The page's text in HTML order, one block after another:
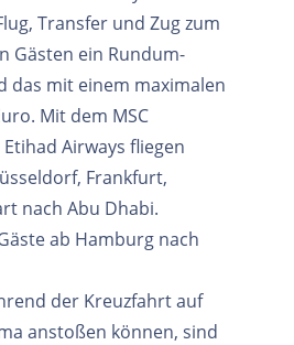
Transfer und Zug zum
Gästen ein Rundum-
das mit einem maximalen
Mit dem MSC
Airways fliegen
Frankfurt,
nach Abu Dhabi.
ab Hamburg nach
der Kreuzfahrt auf
anstoßen können, sind